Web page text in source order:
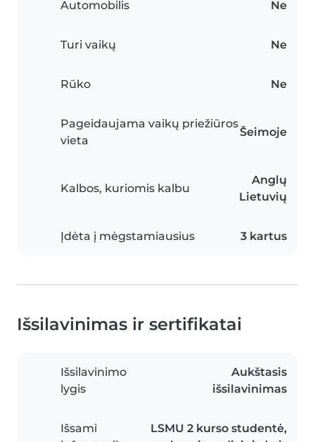
Automobilis Ne
Turi vaikų Ne
Rūko Ne
Pageidaujama vaikų priežiūros
vieta
Šeimoje
Kalbos, kuriomis kalbu
Anglų
Lietuvių
Įdėta į mėgstamiausius 3 kartus
Išsilavinimas ir sertifikatai
Išsilavinimo
lygis
Aukštasis
išsilavinimas
Išsami
LSMU 2 kurso studentė,